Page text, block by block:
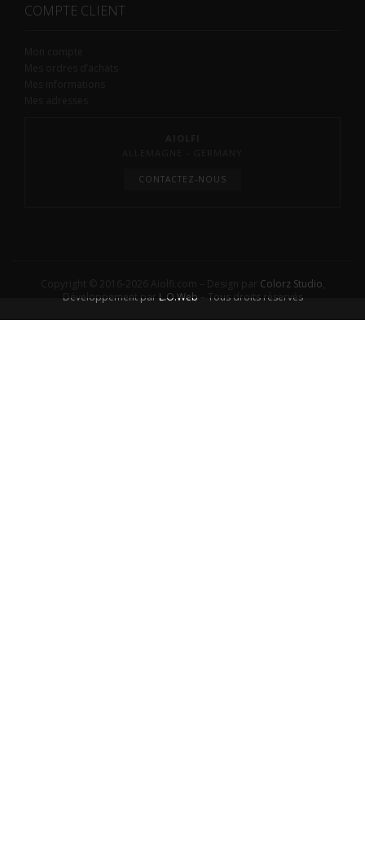
COMPTE CLIENT
CONTACTEZ-NOUS
Colorz Studio
Développement par L.O.Web – Tous droits réservés